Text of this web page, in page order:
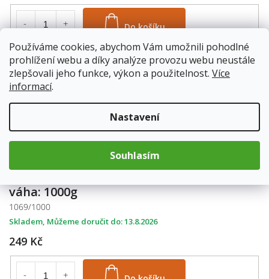
Používáme cookies, abychom Vám umožnili pohodlné
prohlížení webu a díky analýze provozu webu neustále
zlepšovali jeho funkce, výkon a použitelnost. Více
informací.
Nastavení
Souhlasím
Do košíku
váha: 500g
1069/500
váha: 1000g
1069/1000
249 Kč
Do košíku
Skladem 13.8.2026